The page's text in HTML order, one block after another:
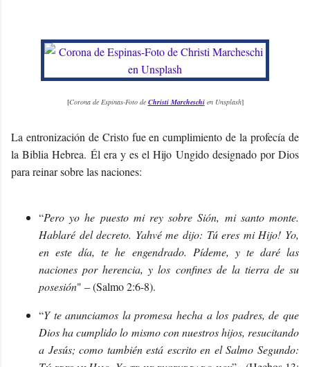
[Corona de Espinas-Foto de Christi Marcheschien Unsplash]
La entronización de Cristo fue en cumplimiento de la profecía de
la Biblia Hebrea. Él era y es el Hijo Ungido designado por Dios
para reinar sobre las naciones:
“Pero yo he puesto mi rey sobre Sión, mi santo monte.
Hablaré del decreto. Yahvé me dijo: Tú eres mi Hijo! Yo,
en este día, te he engendrado. Pídeme, y te daré las
naciones por herencia, y los confines de la tierra de su
posesión" – (Salmo 2:6-8).
“Y te anunciamos la promesa hecha a los padres, de que
Dios ha cumplido lo mismo con nuestros hijos, resucitando
a Jesús; como también está escrito en el Salmo Segundo: